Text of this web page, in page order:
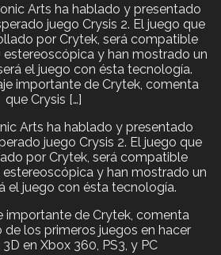
Arts ha hablado y presentado
juego Crysis 2. El juego que
por Crytek, será compatible
y han mostrado un
el juego con ésta tecnología.
importante de Crytek, comenta
que Crysis […]
Arts ha hablado y presentado
juego Crysis 2. El juego que
por Crytek, será compatible
y han mostrado un
el juego con ésta tecnología.
importante de Crytek, comenta
de los primeros juegos en hacer
en Xbox 360, PS3, y PC